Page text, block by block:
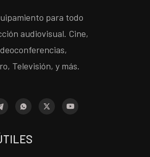
para todo
audiovisual. Cine,
Televisión, y más.